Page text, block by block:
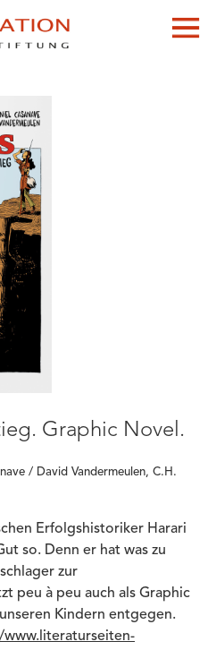
Graphic Novel.
/ David Vandermeulen, C.H.
Erfolgshistoriker Harari
so. Denn er hat was zu
zur
peu à peu auch als Graphic
Kindern entgegen.